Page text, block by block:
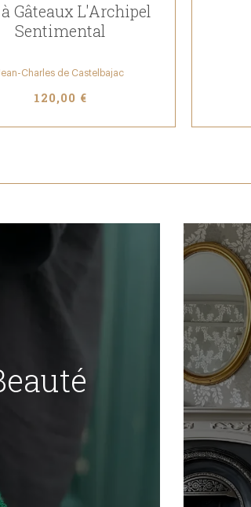
Gâteaux L'Archipel
Sentimental
Charles de Castelbajac
120,00 €